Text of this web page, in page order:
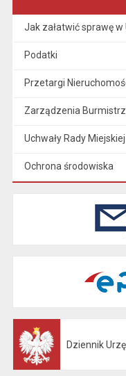
Jak załatwić sprawę w
Podatki
Przetargi
Zarządzenia
Uchwały Rady Miejskiej
Ochrona środowiska
Dziennik